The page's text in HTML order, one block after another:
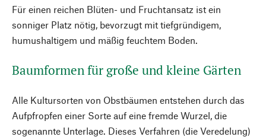
Für einen reichen Blüten- und Fruchtansatz ist ein
sonniger Platz nötig, bevorzugt mit tiefgründigem,
humushaltigem und mäßig feuchtem Boden.
Baumformen für große und kleine Gärten
Alle Kultursorten von Obstbäumen entstehen durch das
Aufpfropfen einer Sorte auf eine fremde Wurzel, die
sogenannte Unterlage. Dieses Verfahren (die Veredelung)